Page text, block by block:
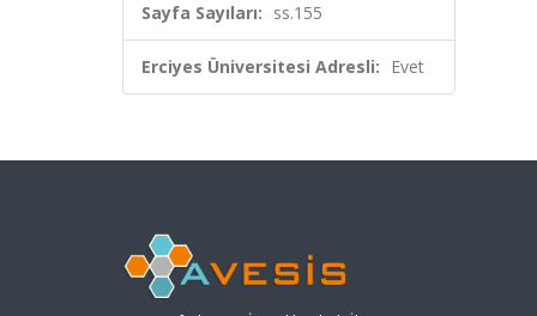
Sayfa Sayıları: ss.155
Erciyes Üniversitesi Adresli: Evet